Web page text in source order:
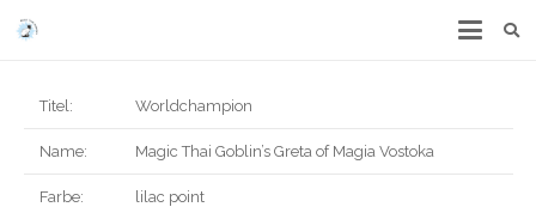
Titel: Worldchampion
Name: Magic Thai Goblin’s Greta of Magia Vostoka
Farbe: lilac point